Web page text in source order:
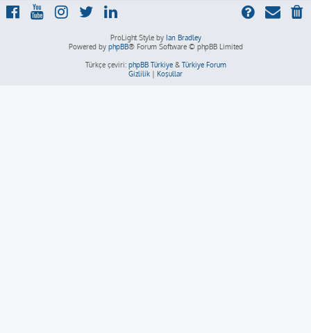
ProLight Style by Ian Bradley
Powered by phpBB® Forum Software © phpBB Limited
Türkçe çeviri: phpBB Türkiye& Türkiye Forum
Gizlilik | Koşullar